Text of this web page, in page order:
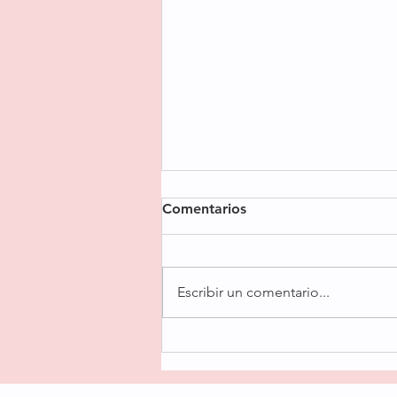
con masa casera
Comentarios
Escribir un comentario...